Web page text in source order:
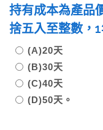
持有成本為產品
捨五入至整數，
(A)20天
(B)30天
(C)40天
(D)50天。